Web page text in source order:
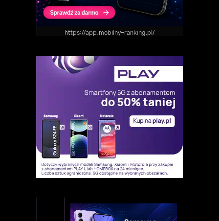
https://app.mobilny-ranking.pl/